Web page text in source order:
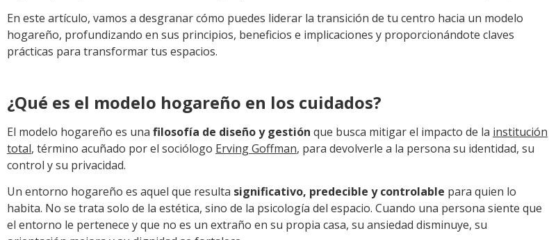
En este artículo, vamos a desgranar cómo puedes liderar la transición de tu centro hacia un modelo
hogareño, profundizando en sus principios, beneficios e implicaciones y proporcionándote claves
prácticas para transformar tus espacios.
¿Qué es el modelo hogareño en los cuidados?
El modelo hogareño es una filosofía de diseño y gestión que busca mitigar el impacto de la institución
total, término acuñado por el sociólogo Erving Goffman, para devolverle a la persona su identidad, su
control y su privacidad.
Un entorno hogareño es aquel que resulta significativo, predecible y controlable para quien lo
habita. No se trata solo de la estética, sino de la psicología del espacio. Cuando una persona siente que
el entorno le pertenece y que no es un extraño en su propia casa, su ansiedad disminuye, su